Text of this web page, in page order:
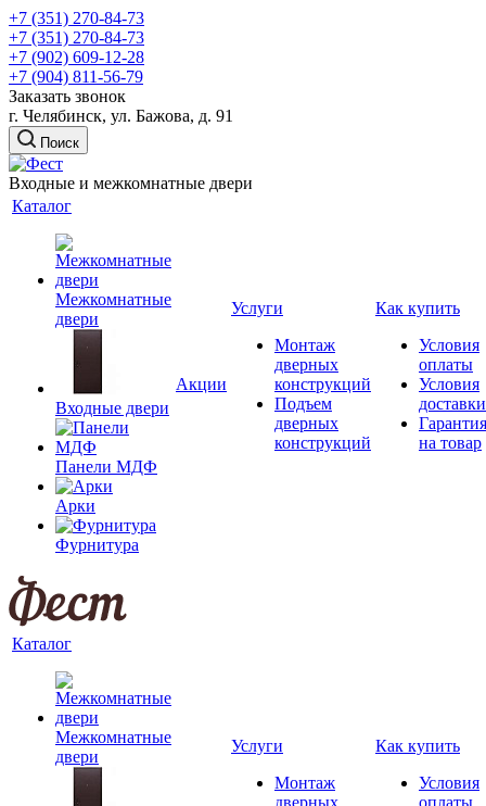
+7 (351) 270-84-73
+7 (351) 270-84-73
+7 (902) 609-12-28
+7 (904) 811-56-79
Заказать звонок
г. Челябинск, ул. Бажова, д. 91
Поиск
Входные и межкомнатные двери
Каталог
Межкомнатные
двери
Входные двери
Панели МДФ
Арки
Фурнитура
Акции
Услуги
Монтаж
дверных
конструкций
Подъем
дверных
конструкций
Как купить
Условия
оплаты
Условия
доставки
Гарантия
на товар
Каталог
Межкомнатные
двери
Услуги
Монтаж
дверных
Как купить
Условия
оплаты